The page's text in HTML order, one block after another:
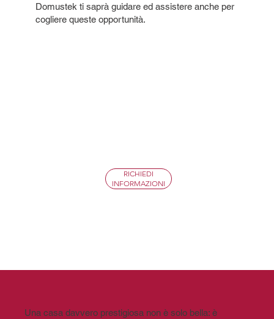
Domustek ti saprà guidare ed assistere anche per
cogliere queste opportunità.
RICHIEDI
INFORMAZIONI
Una casa davvero prestigiosa non è solo bella: è